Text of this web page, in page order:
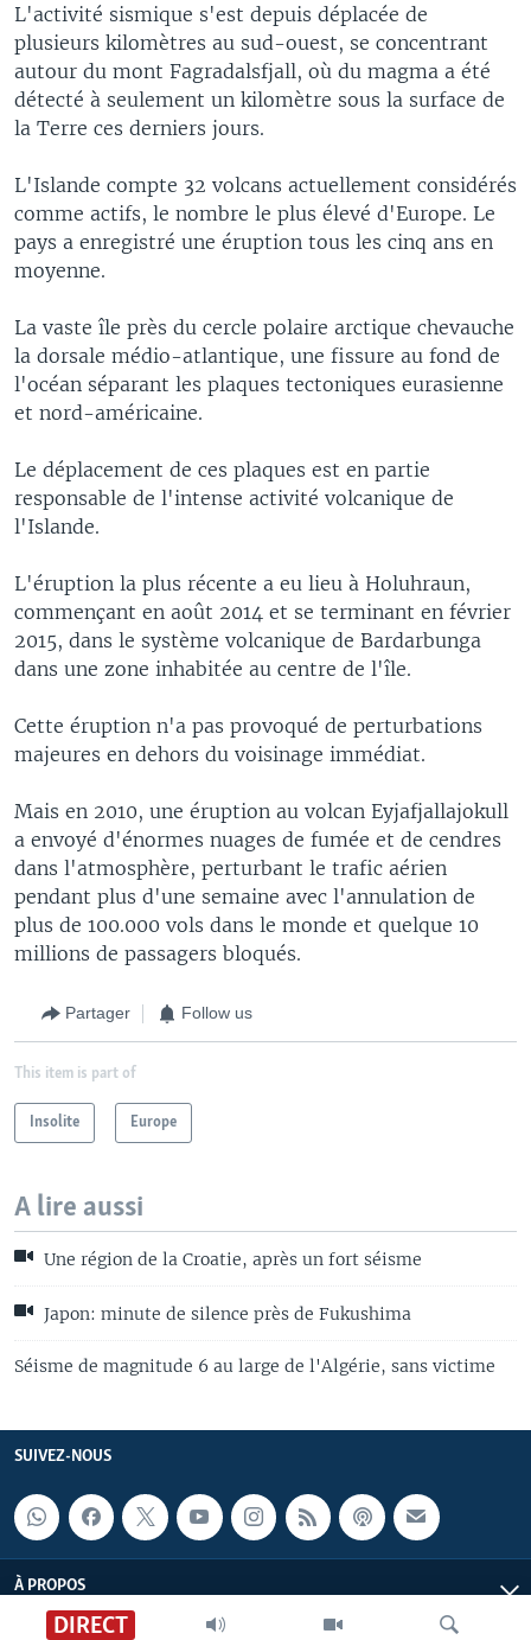
DIRECT
L'activité sismique s'est depuis déplacée de
plusieurs kilomètres au sud-ouest, se concentrant
autour du mont Fagradalsfjall, où du magma a été
détecté à seulement un kilomètre sous la surface de
la Terre ces derniers jours.
L'Islande compte 32 volcans actuellement considérés
comme actifs, le nombre le plus élevé d'Europe. Le
pays a enregistré une éruption tous les cinq ans en
moyenne.
La vaste île près du cercle polaire arctique chevauche
la dorsale médio-atlantique, une fissure au fond de
l'océan séparant les plaques tectoniques eurasienne
et nord-américaine.
Le déplacement de ces plaques est en partie
responsable de l'intense activité volcanique de
l'Islande.
L'éruption la plus récente a eu lieu à Holuhraun,
commençant en août 2014 et se terminant en février
2015, dans le système volcanique de Bardarbunga
dans une zone inhabitée au centre de l'île.
Cette éruption n'a pas provoqué de perturbations
majeures en dehors du voisinage immédiat.
Mais en 2010, une éruption au volcan Eyjafjallajokull
a envoyé d'énormes nuages de fumée et de cendres
dans l'atmosphère, perturbant le trafic aérien
pendant plus d'une semaine avec l'annulation de
plus de 100.000 vols dans le monde et quelque 10
millions de passagers bloqués.
Partager Follow us
This item is part of
Insolite Europe
A lire aussi
Une région de la Croatie, après un fort séisme
Japon: minute de silence près de Fukushima
Séisme de magnitude 6 au large de l'Algérie, sans victime
SUIVEZ-NOUS
À PROPOS